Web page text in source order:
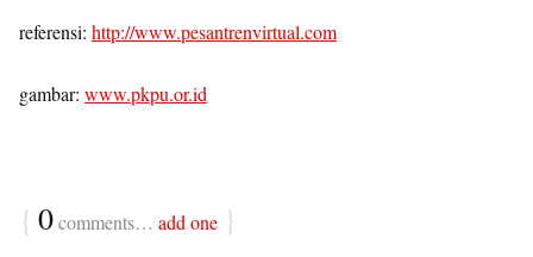
referensi: http://www.pesantrenvirtual.com
gambar: www.pkpu.or.id
{ 0comments… add one }